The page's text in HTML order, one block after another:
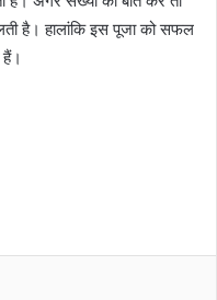
है। हालांकि इस पूजा को सफल